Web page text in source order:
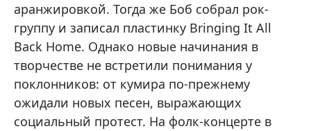
аранжировкой. Тогда же Боб собрал рок-
группу и записал пластинку Bringing It All
Back Home. Однако новые начинания в
творчестве не встретили понимания у
поклонников: от кумира по-прежнему
ожидали новых песен, выражающих
социальный протест. На фолк-концерте в